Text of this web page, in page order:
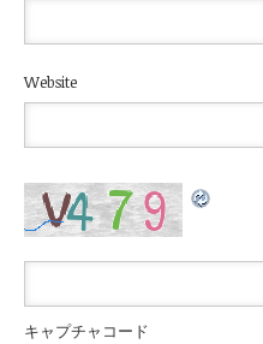
Website
キャプチャコード